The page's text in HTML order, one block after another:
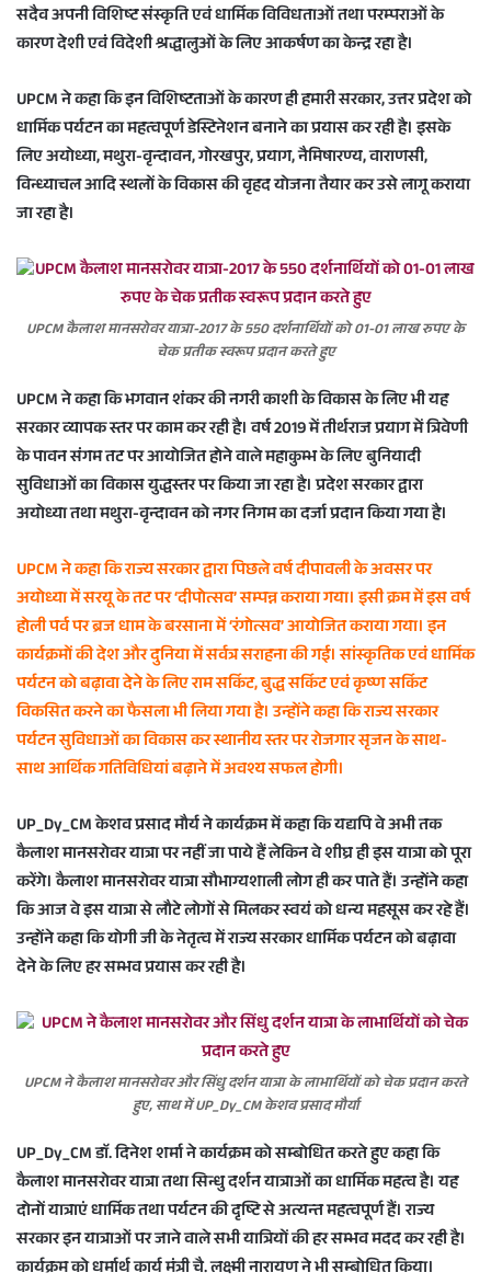
सदैव अपनी विशिष्ट संस्कृति एवं धार्मिक विविधताओं तथा परम्पराओं के
कारण देशी एवं विदेशी श्रद्धालुओं के लिए आकर्षण का केन्द्र रहा है।
UPCM ने कहा कि इन विशिष्टताओं के कारण ही हमारी सरकार, उत्तर प्रदेश को
धार्मिक पर्यटन का महत्वपूर्ण डेस्टिनेशन बनाने का प्रयास कर रही है। इसके
लिए अयोध्या, मथुरा-वृन्दावन, गोरखपुर, प्रयाग, नैमिषारण्य, वाराणसी,
विन्ध्याचल आदि स्थलों के विकास की वृहद योजना तैयार कर उसे लागू कराया
जा रहा है।
UPCM कैलाश मानसरोवर यात्रा-2017 के 550 दर्शनार्थियों को 01-01 लाख रुपए के
चेक प्रतीक स्वरूप प्रदान करते हुए
UPCM ने कहा कि भगवान शंकर की नगरी काशी के विकास के लिए भी यह
सरकार व्यापक स्तर पर काम कर रही है। वर्ष 2019 में तीर्थराज प्रयाग में त्रिवेणी
के पावन संगम तट पर आयोजित होने वाले महाकुम्भ के लिए बुनियादी
सुविधाओं का विकास युद्धस्तर पर किया जा रहा है। प्रदेश सरकार द्वारा
अयोध्या तथा मथुरा-वृन्दावन को नगर निगम का दर्जा प्रदान किया गया है।
UPCM ने कहा कि राज्य सरकार द्वारा पिछले वर्ष दीपावली के अवसर पर
अयोध्या में सरयू के तट पर ‘दीपोत्सव’ सम्पन्न कराया गया। इसी क्रम में इस वर्ष
होली पर्व पर ब्रज धाम के बरसाना में ‘रंगोत्सव’ आयोजित कराया गया। इन
कार्यक्रमों की देश और दुनिया में सर्वत्र सराहना की गई। सांस्कृतिक एवं धार्मिक
पर्यटन को बढ़ावा देने के लिए राम सर्किट, बुद्ध सर्किट एवं कृष्ण सर्किट
विकसित करने का फैसला भी लिया गया है। उन्होंने कहा कि राज्य सरकार
पर्यटन सुविधाओं का विकास कर स्थानीय स्तर पर रोजगार सृजन के साथ-
साथ आर्थिक गतिविधियां बढ़ाने में अवश्य सफल होगी।
UP_Dy_CM केशव प्रसाद मौर्य ने कार्यक्रम में कहा कि यद्यपि वे अभी तक
कैलाश मानसरोवर यात्रा पर नहीं जा पाये हैं लेकिन वे शीघ्र ही इस यात्रा को पूरा
करेंगे। कैलाश मानसरोवर यात्रा सौभाग्यशाली लोग ही कर पाते हैं। उन्होंने कहा
कि आज वे इस यात्रा से लौटे लोगों से मिलकर स्वयं को धन्य महसूस कर रहे हैं।
उन्होंने कहा कि योगी जी के नेतृत्व में राज्य सरकार धार्मिक पर्यटन को बढ़ावा
देने के लिए हर सम्भव प्रयास कर रही है।
UPCM ने कैलाश मानसरोवर और सिंधु दर्शन यात्रा के लाभार्थियों को चेक प्रदान करते
हुए, साथ में UP_Dy_CM केशव प्रसाद मौर्या
UP_Dy_CM डाॅ. दिनेश शर्मा ने कार्यक्रम को सम्बोधित करते हुए कहा कि
कैलाश मानसरोवर यात्रा तथा सिन्धु दर्शन यात्राओं का धार्मिक महत्व है। यह
दोनों यात्राएं धार्मिक तथा पर्यटन की दृष्टि से अत्यन्त महत्वपूर्ण हैं। राज्य
सरकार इन यात्राओं पर जाने वाले सभी यात्रियों की हर सम्भव मदद कर रही है।
कार्यक्रम को धर्मार्थ कार्य मंत्री चै. लक्ष्मी नारायण ने भी सम्बोधित किया।